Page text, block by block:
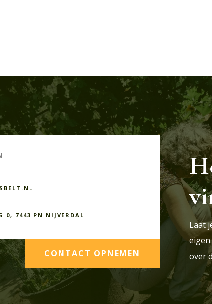
0, 7443 PN NIJVERDAL
CONTACT OPNEMEN
Laat
eigen
over